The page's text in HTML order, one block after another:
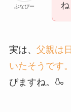
ぶなぴー
ね
実は、 父親は
いたそうです。
びますね。🍶